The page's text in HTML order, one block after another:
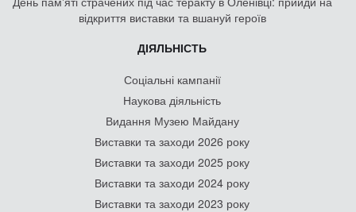
відкриття виставки та вшануй героїв
ДІЯЛЬНІСТЬ
Соціальні кампанії
Наукова діяльність
Видання Музею Майдану
Виставки та заходи 2026 року
Виставки та заходи 2025 року
Виставки та заходи 2024 року
Виставки та заходи 2023 року